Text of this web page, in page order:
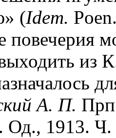
(Idem.
повечерия
из
А. П.
Од., 1913.